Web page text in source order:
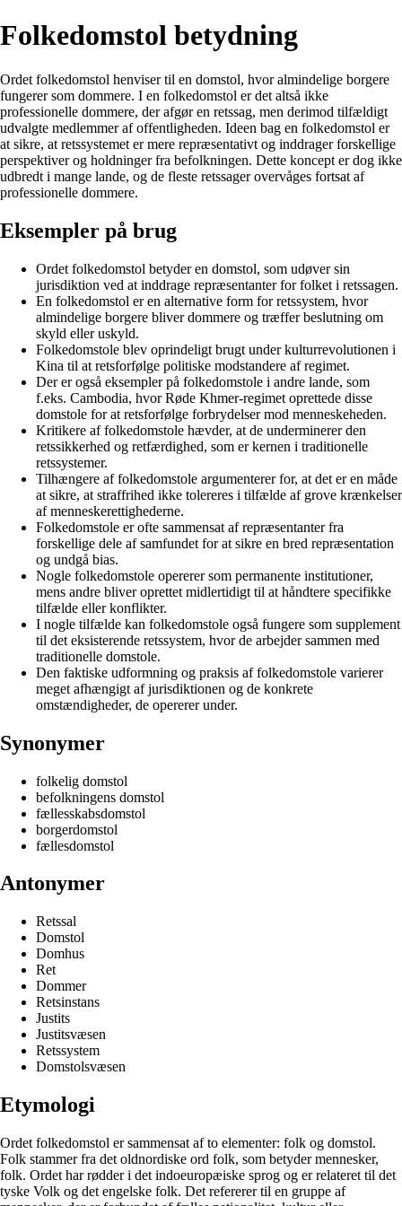
Folkedomstol betydning
Ordet folkedomstol henviser til en domstol, hvor almindelige borgere
fungerer som dommere. I en folkedomstol er det altså ikke
professionelle dommere, der afgør en retssag, men derimod tilfældigt
udvalgte medlemmer af offentligheden. Ideen bag en folkedomstol er
at sikre, at retssystemet er mere repræsentativt og inddrager forskellige
perspektiver og holdninger fra befolkningen. Dette koncept er dog ikke
udbredt i mange lande, og de fleste retssager overvåges fortsat af
professionelle dommere.
Eksempler på brug
Ordet folkedomstol betyder en domstol, som udøver sin
jurisdiktion ved at inddrage repræsentanter for folket i retssagen.
En folkedomstol er en alternative form for retssystem, hvor
almindelige borgere bliver dommere og træffer beslutning om
skyld eller uskyld.
Folkedomstole blev oprindeligt brugt under kulturrevolutionen i
Kina til at retsforfølge politiske modstandere af regimet.
Der er også eksempler på folkedomstole i andre lande, som
f.eks. Cambodia, hvor Røde Khmer-regimet oprettede disse
domstole for at retsforfølge forbrydelser mod menneskeheden.
Kritikere af folkedomstole hævder, at de underminerer den
retssikkerhed og retfærdighed, som er kernen i traditionelle
retssystemer.
Tilhængere af folkedomstole argumenterer for, at det er en måde
at sikre, at straffrihed ikke tolereres i tilfælde af grove krænkelser
af menneskerettighederne.
Folkedomstole er ofte sammensat af repræsentanter fra
forskellige dele af samfundet for at sikre en bred repræsentation
og undgå bias.
Nogle folkedomstole opererer som permanente institutioner,
mens andre bliver oprettet midlertidigt til at håndtere specifikke
tilfælde eller konflikter.
I nogle tilfælde kan folkedomstole også fungere som supplement
til det eksisterende retssystem, hvor de arbejder sammen med
traditionelle domstole.
Den faktiske udformning og praksis af folkedomstole varierer
meget afhængigt af jurisdiktionen og de konkrete
omstændigheder, de opererer under.
Synonymer
folkelig domstol
befolkningens domstol
fællesskabsdomstol
borgerdomstol
fællesdomstol
Antonymer
Retssal
Domstol
Domhus
Ret
Dommer
Retsinstans
Justits
Justitsvæsen
Retssystem
Domstolsvæsen
Etymologi
Ordet folkedomstol er sammensat af to elementer: folk og domstol.
Folk stammer fra det oldnordiske ord folk, som betyder mennesker,
folk. Ordet har rødder i det indoeuropæiske sprog og er relateret til det
tyske Volk og det engelske folk. Det refererer til en gruppe af